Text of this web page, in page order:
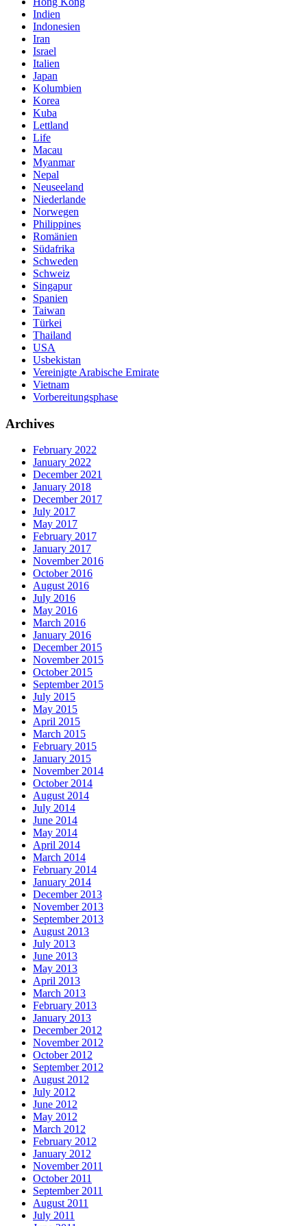
Indien
Indonesien
Iran
Israel
Italien
Japan
Kolumbien
Korea
Kuba
Lettland
Life
Macau
Myanmar
Nepal
Neuseeland
Niederlande
Norwegen
Philippines
Romänien
Südafrika
Schweden
Schweiz
Singapur
Spanien
Taiwan
Türkei
Thailand
USA
Usbekistan
Vereinigte Arabische Emirate
Vietnam
Vorbereitungsphase
Archives
February 2022
January 2022
December 2021
January 2018
December 2017
July 2017
May 2017
February 2017
January 2017
November 2016
October 2016
August 2016
July 2016
May 2016
March 2016
January 2016
December 2015
November 2015
October 2015
September 2015
July 2015
May 2015
April 2015
March 2015
February 2015
January 2015
November 2014
October 2014
August 2014
July 2014
June 2014
May 2014
April 2014
March 2014
February 2014
January 2014
December 2013
November 2013
September 2013
August 2013
July 2013
June 2013
May 2013
April 2013
March 2013
February 2013
January 2013
December 2012
November 2012
October 2012
September 2012
August 2012
July 2012
June 2012
May 2012
March 2012
February 2012
January 2012
November 2011
October 2011
September 2011
August 2011
July 2011